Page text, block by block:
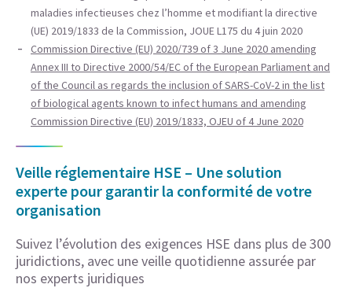
maladies infectieuses chez l’homme et modifiant la directive
(UE) 2019/1833 de la Commission, JOUE L175 du 4 juin 2020
Commission Directive (EU) 2020/739 of 3 June 2020 amending
Annex III to Directive 2000/54/EC of the European Parliament and
of the Council as regards the inclusion of SARS-CoV-2 in the list
of biological agents known to infect humans and amending
Commission Directive (EU) 2019/1833, OJEU of 4 June 2020
Veille réglementaire HSE – Une solution
experte pour garantir la conformité de votre
organisation
Suivez l’évolution des exigences HSE dans plus de 300
juridictions, avec une veille quotidienne assurée par
nos experts juridiques